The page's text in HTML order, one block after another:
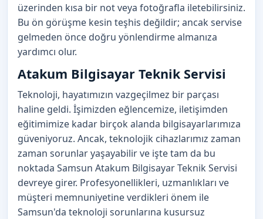
üzerinden kısa bir not veya fotoğrafla iletebilirsiniz.
Bu ön görüşme kesin teşhis değildir; ancak servise
gelmeden önce doğru yönlendirme almanıza
yardımcı olur.
Atakum Bilgisayar Teknik Servisi
Teknoloji, hayatımızın vazgeçilmez bir parçası
haline geldi. İşimizden eğlencemize, iletişimden
eğitimimize kadar birçok alanda bilgisayarlarımıza
güveniyoruz. Ancak, teknolojik cihazlarımız zaman
zaman sorunlar yaşayabilir ve işte tam da bu
noktada Samsun Atakum Bilgisayar Teknik Servisi
devreye girer. Profesyonellikleri, uzmanlıkları ve
müşteri memnuniyetine verdikleri önem ile
Samsun'da teknoloji sorunlarına kusursuz